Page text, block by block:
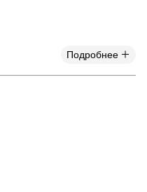
Подробнее